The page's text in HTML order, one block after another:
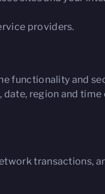
providers.
functionality and
region and time
transactions,